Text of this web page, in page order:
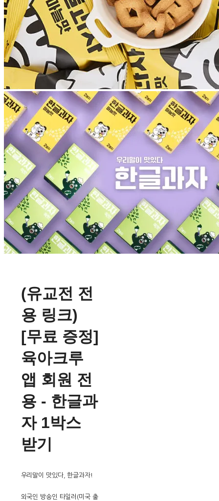
(유교전 전
용 링크)
[무료 증정]
육아크루
앱 회원 전
용 - 한글과
자 1박스
받기
우리말이 맛있다, 한글과자!
외국인 방송인 타일러(미국 출